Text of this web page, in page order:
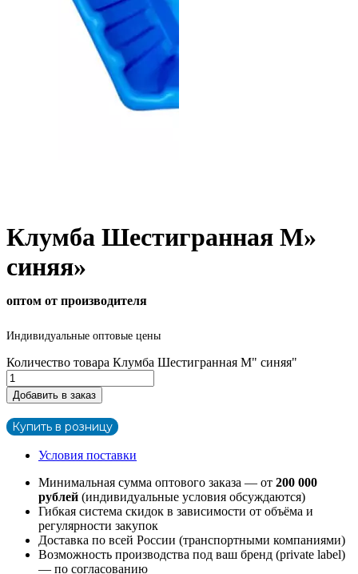
Клумба Шестигранная М»
синяя»
оптом от производителя
Индивидуальные оптовые цены
Количество товара Клумба Шестигранная М" синяя"
Добавить в заказ
Купить в розницу
Условия поставки
Минимальная сумма оптового заказа — от 200 000
рублей (индивидуальные условия обсуждаются)
Гибкая система скидок в зависимости от объёма и
регулярности закупок
Доставка по всей России (транспортными компаниями)
Возможность производства под ваш бренд (private label)
— по согласованию